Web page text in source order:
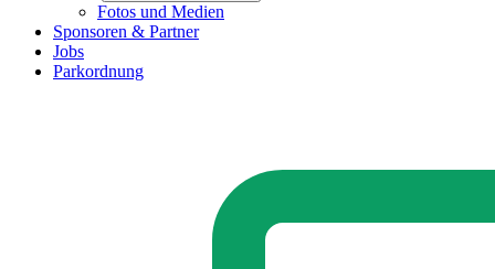
Fotos und Medien
Sponsoren & Partner
Jobs
Parkordnung